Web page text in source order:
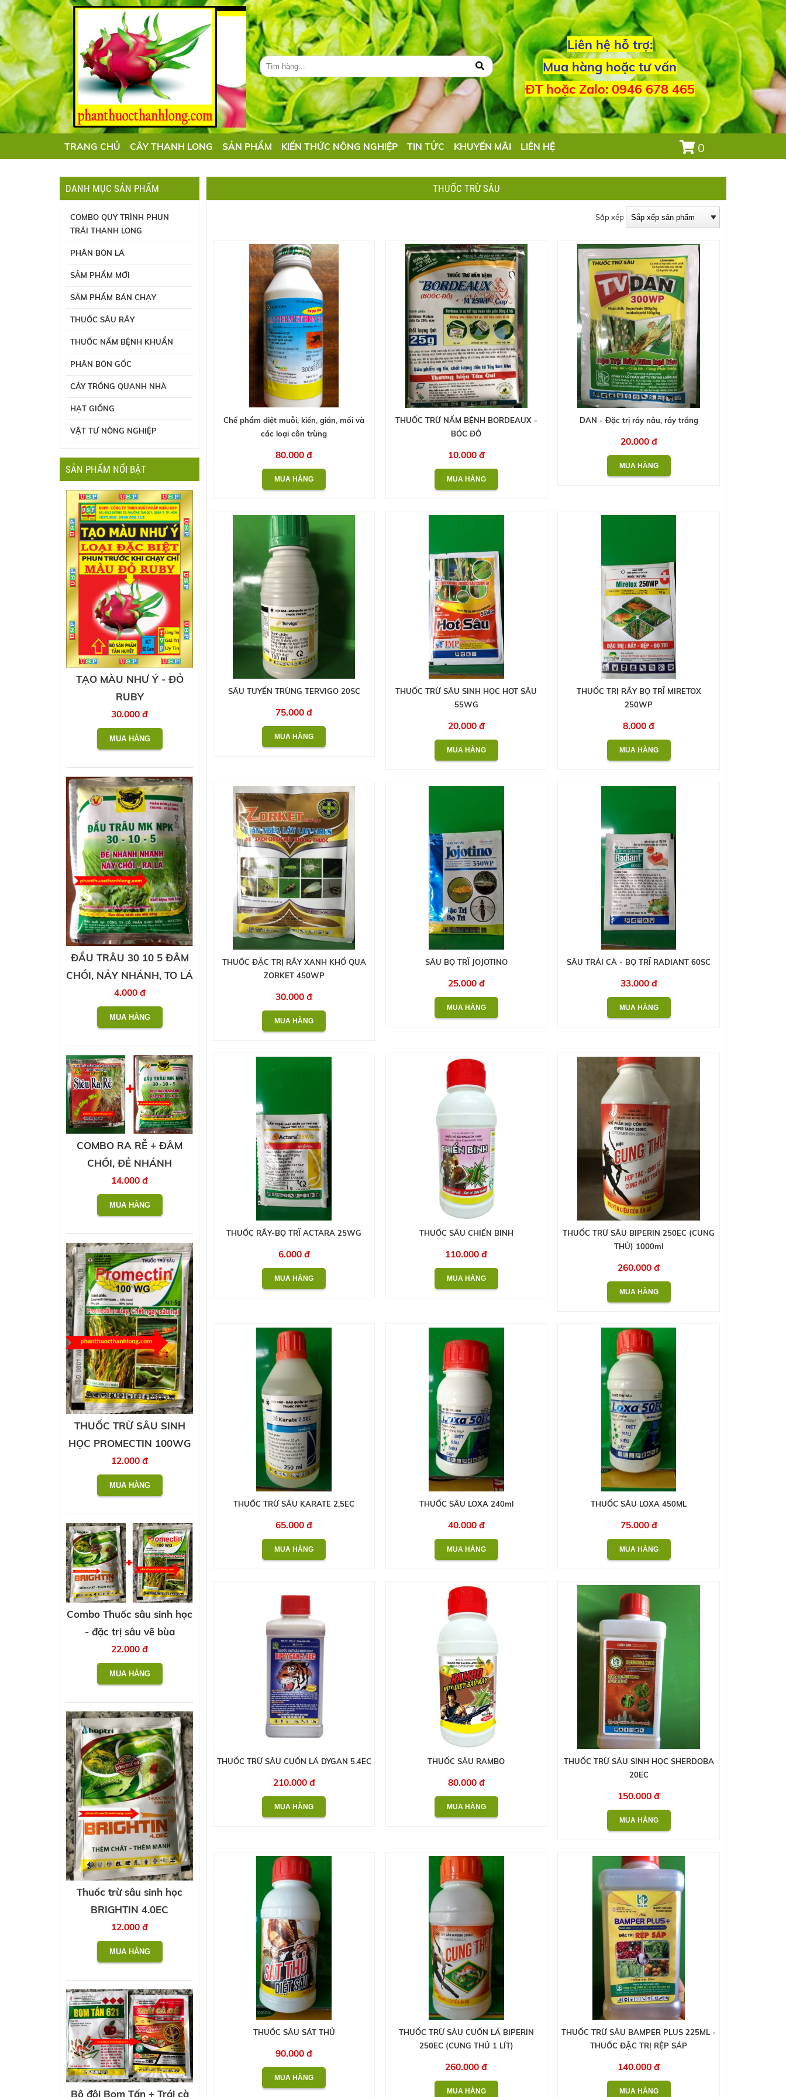
Liên hệ hỗ trợ:
Mua hàng hoặc tư vấn
ĐT hoặc Zalo: 0946 678 465
TRANG CHỦ CÂY THANH LONG SẢN PHẨM KIẾN THỨC NÔNG NGHIỆP TIN TỨC KHUYẾN MÃI LIÊN HỆ 0
THUỐC TRỪ SÂU
Sắp xếp
Chế phẩm diệt muỗi, kiến, gián, mối và
các loại côn trùng
80.000 đ
THUỐC TRỪ NẤM BỆNH BORDEAUX -
BÓC ĐÔ
10.000 đ
DAN - Đặc trị rầy nâu, rầy trắng
20.000 đ
SÂU TUYẾN TRÙNG TERVIGO 20SC
75.000 đ
THUỐC TRỪ SÂU SINH HỌC HOT SÂU
55WG
20.000 đ
THUỐC TRỊ RẦY BỌ TRĨ MIRETOX
250WP
8.000 đ
THUỐC ĐẶC TRỊ RẦY XANH KHỔ QUA
ZORKET 450WP
30.000 đ
SÂU BỌ TRĨ JOJOTINO
25.000 đ
SÂU TRÁI CÀ - BỌ TRĨ RADIANT 60SC
33.000 đ
THUỐC RẦY-BỌ TRĨ ACTARA 25WG
6.000 đ
THUỐC SÂU CHIẾN BINH
110.000 đ
THUỐC TRỪ SÂU BIPERIN 250EC (CUNG
THỦ) 1000ml
260.000 đ
THUỐC TRỪ SÂU KARATE 2,5EC
65.000 đ
THUỐC SÂU LOXA 240ml
40.000 đ
THUỐC SÂU LOXA 450ML
75.000 đ
THUỐC TRỪ SÂU CUỐN LÁ DYGAN 5.4EC
210.000 đ
THUỐC SÂU RAMBO
80.000 đ
THUỐC TRỪ SÂU SINH HỌC SHERDOBA
20EC
150.000 đ
THUỐC SÂU SÁT THỦ
90.000 đ
THUỐC TRỪ SÂU CUỐN LÁ BIPERIN
250EC (CUNG THỦ 1 LÍT)
260.000 đ
THUỐC TRỪ SÂU BAMPER PLUS 225ML -
THUỐC ĐẶC TRỊ RỆP SÁP
140.000 đ
DANH MỤC SẢN PHẨM
COMBO QUY TRÌNH PHUN
TRÁI THANH LONG
PHÂN BÓN LÁ
SẢM PHẨM MỚI
SẢM PHẨM BÁN CHẠY
THUỐC SÂU RẦY
THUỐC NẤM BỆNH KHUẨN
PHÂN BÓN GỐC
CÂY TRỒNG QUANH NHÀ
HẠT GIỐNG
VẬT TƯ NÔNG NGHIỆP
SẢN PHẨM NỔI BẬT
TẠO MÀU NHƯ Ý - ĐỎ
RUBY
30.000 đ
ĐẦU TRÂU 30 10 5 ĐÂM
CHỒI, NẢY NHÁNH, TO LÁ
4.000 đ
COMBO RA RỄ + ĐÂM
CHỒI, ĐẺ NHÁNH
14.000 đ
THUỐC TRỪ SÂU SINH
HỌC PROMECTIN 100WG
12.000 đ
Combo Thuốc sâu sinh học
- đặc trị sâu vẽ bùa
22.000 đ
Thuốc trừ sâu sinh học
BRIGHTIN 4.0EC
12.000 đ
Bộ đôi Bom Tấn + Trái cà